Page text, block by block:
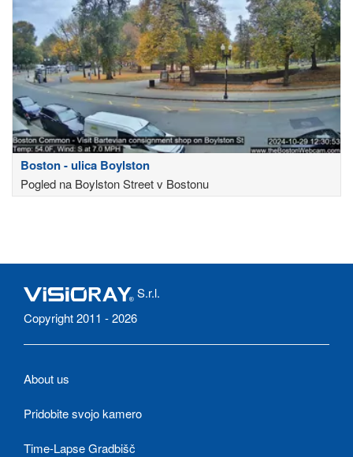
Boston - ulica Boylston
Pogled na Boylston Street v Bostonu
S.r.l.
Copyright 2011 - 2026
About us
Pridobite svojo kamero
Time-Lapse Gradbišč